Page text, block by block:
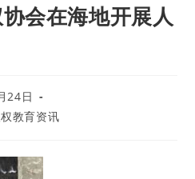
会在海地开展人
24日
教育资讯